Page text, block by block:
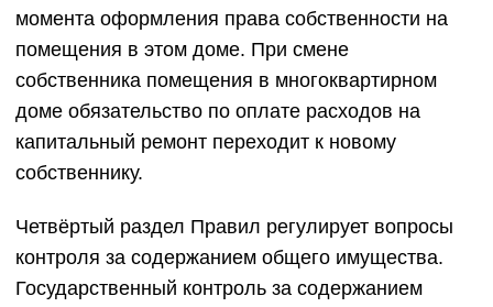
момента оформления права собственности на
помещения в этом доме. При смене
собственника помещения в многоквартирном
доме обязательство по оплате расходов на
капитальный ремонт переходит к новому
собственнику.
Четвёртый раздел Правил регулирует вопросы
контроля за содержанием общего имущества.
Государственный контроль за содержанием